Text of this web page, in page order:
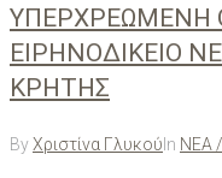
ΥΠΕΡΧΡΕΩΜΕΝΗ
ΕΙΡΗΝΟΔΙΚΕΙΟ
ΚΡΗΤΗΣ
ByΧριστίνα Γλυκού In ΝΕΑ